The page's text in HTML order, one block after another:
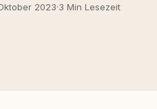
2023·3 Min Lesezeit